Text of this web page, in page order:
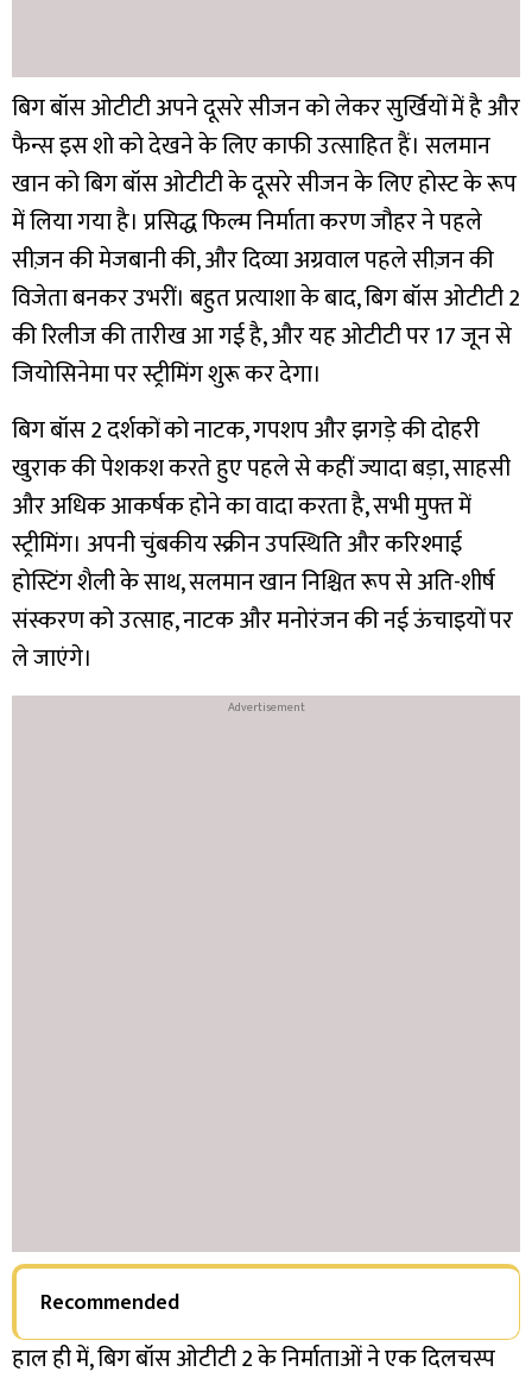
बिग बॉस ओटीटी अपने दूसरे सीजन को लेकर सुर्खियों में है और
फैन्स इस शो को देखने के लिए काफी उत्साहित हैं। सलमान
खान को बिग बॉस ओटीटी के दूसरे सीजन के लिए होस्ट के रूप
में लिया गया है। प्रसिद्ध फिल्म निर्माता करण जौहर ने पहले
सीज़न की मेजबानी की, और दिव्या अग्रवाल पहले सीज़न की
विजेता बनकर उभरीं। बहुत प्रत्याशा के बाद, बिग बॉस ओटीटी 2
की रिलीज की तारीख आ गई है, और यह ओटीटी पर 17 जून से
जियोसिनेमा पर स्ट्रीमिंग शुरू कर देगा।
बिग बॉस 2 दर्शकों को नाटक, गपशप और झगड़े की दोहरी
खुराक की पेशकश करते हुए पहले से कहीं ज्यादा बड़ा, साहसी
और अधिक आकर्षक होने का वादा करता है, सभी मुफ्त में
स्ट्रीमिंग। अपनी चुंबकीय स्क्रीन उपस्थिति और करिश्माई
होस्टिंग शैली के साथ, सलमान खान निश्चित रूप से अति-शीर्ष
संस्करण को उत्साह, नाटक और मनोरंजन की नई ऊंचाइयों पर
ले जाएंगे।
Recommended
हाल ही में, बिग बॉस ओटीटी 2 के निर्माताओं ने एक दिलचस्प